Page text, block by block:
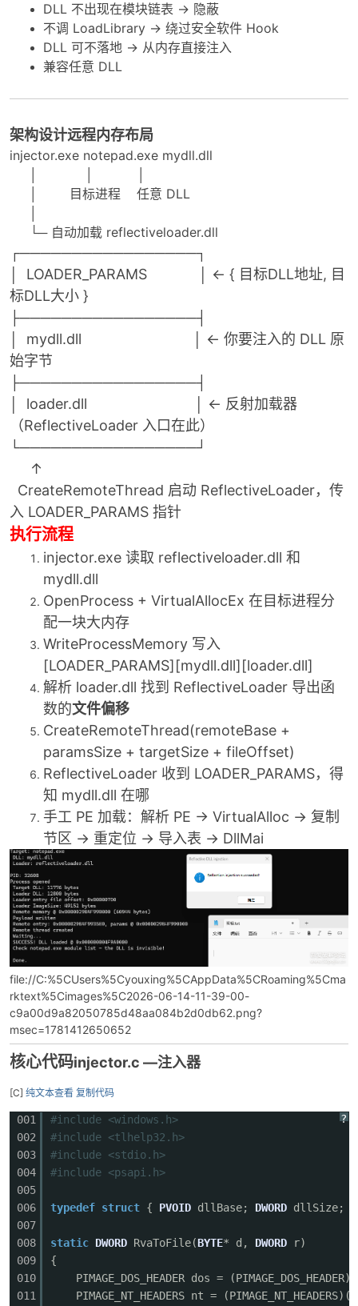
po
jie.
DLL 不出现在模块链表 → 隐蔽
不调 LoadLibrary → 绕过安全软件 Hook
DLL 可不落地 → 从内存直接注入
兼容任意 DLL
架构设计远程内存布局
injector.exe notepad.exe mydll.dll
│ 目标进程 任意 DLL
└─ 自动加载 reflectiveloader.dll
┌─────────────────┐
│ LOADER_PARAMS │ ← { 目标DLL地址, 目
标DLL大小 }
├─────────────────┤
│ mydll.dll │ ← 你要注入的 DLL 原
始字节
├─────────────────┤
│ loader.dll │ ← 反射加载器
（ReflectiveLoader 入口在此）
└─────────────────┘
↑
CreateRemoteThread 启动 ReflectiveLoader，传
入 LOADER_PARAMS 指针
执行流程
injector.exe 读取 reflectiveloader.dll 和
mydll.dll
OpenProcess + VirtualAllocEx 在目标进程分
配一块大内存
WriteProcessMemory 写入
[LOADER_PARAMS][mydll.dll][loader.dll]
解析 loader.dll 找到 ReflectiveLoader 导出函
数的文件偏移
CreateRemoteThread(remoteBase +
paramsSize + targetSize + fileOffset)
ReflectiveLoader 收到 LOADER_PARAMS，得
知 mydll.dll 在哪
手工 PE 加载：解析 PE → VirtualAlloc → 复制
节区 → 重定位 → 导入表 → DllMai
file://C:%5CUsers%5Cyouxing%5CAppData%5CRoaming%5Cma
rktext%5Cimages%5C2026-06-14-11-39-00-
c9a00d9a82050785d48aa084b2d0db62.png?
msec=1781412650652
核心代码injector.c —注入器
[C] 纯文本查看 复制代码
?
001
002
003
004
005
006
007
008
009
010
011
#include <windows.h>
#include <tlhelp32.h>
#include <stdio.h>
#include <psapi.h>
typedef struct { PVOID dllBase; DWORD dllSize; }
static DWORD RvaToFile(BYTE* d, DWORD
r)
{
PIMAGE_DOS_HEADER dos =
PIMAGE_NT_HEADERS nt =